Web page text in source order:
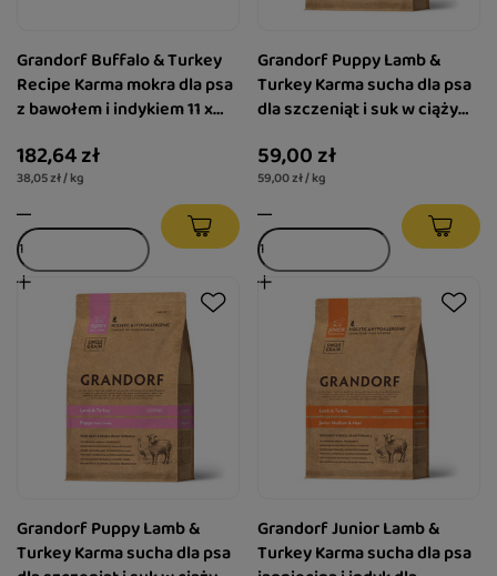
Grandorf Buffalo & Turkey
Recipe Karma mokra dla psa
z bawołem i indykiem 11 x
182,64 zł
38,05 zł / kg
Grandorf Puppy Lamb &
Turkey Karma sucha dla psa
dla szczeniąt i suk w ciąży
59,00 zł
59,00 zł / kg
Grandorf Puppy Lamb &
Turkey Karma sucha dla psa
Grandorf Junior Lamb &
Turkey Karma sucha dla psa